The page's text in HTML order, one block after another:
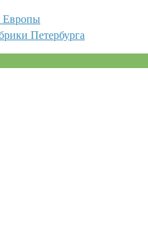
Европы
Петербурга